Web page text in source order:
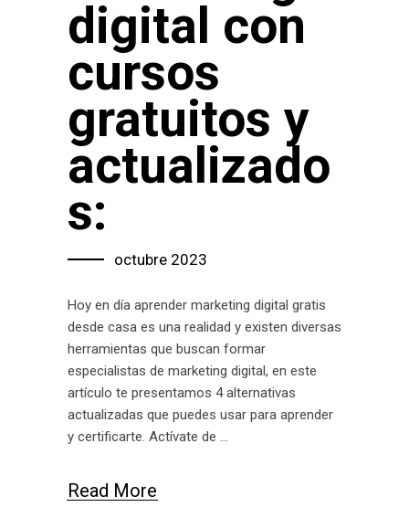
digital con
cursos
gratuitos y
actualizado
s:
octubre 2023
Hoy en día aprender marketing digital gratis
desde casa es una realidad y existen diversas
herramientas que buscan formar
especialistas de marketing digital, en este
artículo te presentamos 4 alternativas
actualizadas que puedes usar para aprender
y certificarte. Actívate de
Read More